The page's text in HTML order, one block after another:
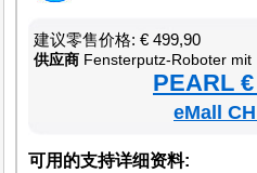
建议零售价格: € 499,90
供应商 Fensterputz-Roboter mit
PEARL
eMall
可用的支持详细资料: